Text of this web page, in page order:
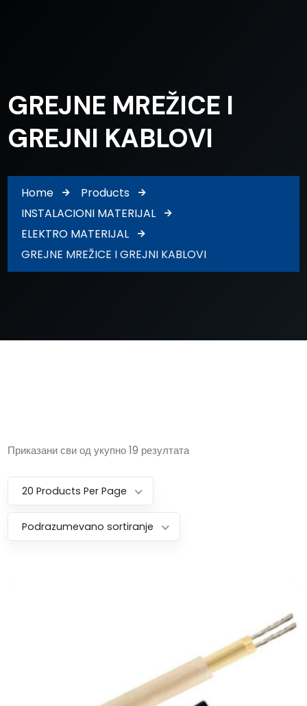
GREJNE MREŽICE I
GREJNI KABLOVI
Home
Products
INSTALACIONI MATERIJAL
ELEKTRO MATERIJAL
GREJNE MREŽICE I GREJNI KABLOVI
Приказани сви од укупно 19 резултата
20 Products Per Page
Podrazumevano sortiranje